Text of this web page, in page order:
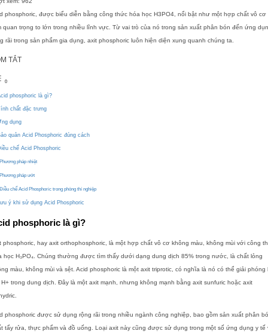
phosphoric, được biểu diễn bằng công thức hóa học H3PO4, nổi bật như một hợp chất vô cơ
quan trọng to lớn trong nhiều lĩnh vực. Từ vai trò của nó trong sản xuất phân bón đến ứng
rãi trong sản phẩm gia dụng, axit phosphoric luôn hiện diện xung quanh chúng ta.
TẮT
phosphoric là gì?
chất đặc trưng
dụng
quản Acid Phosphoric đúng cách
chế Acid Phosphoric
pháp nhiệt
pháp ướt
chế Acid Phosphoric trong phòng thí nghiệp
ý khi sử dụng Acid Phosphoric
phosphoric là gì?
phosphoric, hay axit orthophosphoric, là một hợp chất vô cơ không màu, không mùi với công
học H₃PO₄. Chúng thường được tìm thấy dưới dạng dung dịch 85% trong nước, là chất lỏng
màu, không mùi và sệt. Acid phosphoric là một axit triprotic, có nghĩa là nó có thể giải phóng
H+ trong dung dịch. Đây là một axit mạnh, nhưng không mạnh bằng axit sunfuric hoặc axit
phosphoric được sử dụng rộng rãi trong nhiều ngành công nghiệp, bao gồm sản xuất phân
tẩy rửa, thực phẩm và đồ uống. Loại axit này cũng được sử dụng trong một số ứng dụng y tế